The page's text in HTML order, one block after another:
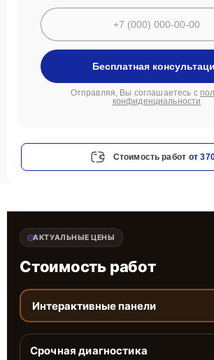
Бесплатная
Отправляя, Вы соглашаетесь с
конфиденциальности
Стоимость работ от
АКТУАЛЬНЫЕ ЦЕНЫ
Стоимость работ
Интерактивные панели
Срочная диагностика